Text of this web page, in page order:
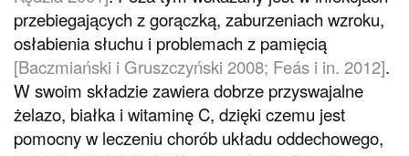
przebiegających z gorączką, zaburzeniach wzroku,
osłabienia słuchu i problemach z pamięcią
[Baczmiański i Gruszczyński 2008; Feás i in. 2012].
W swoim składzie zawiera dobrze przyswajalne
żelazo, białka i witaminę C, dzięki czemu jest
pomocny w leczeniu chorób układu oddechowego,